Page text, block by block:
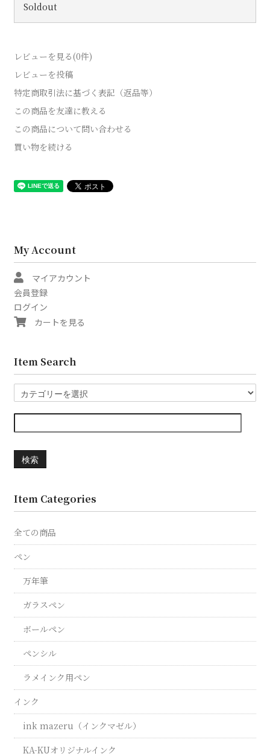
Soldout
レビューを見る(0件)
レビューを投稿
特定商取引法に基づく表記（返品等）
この商品を友達に教える
この商品について問い合わせる
買い物を続ける
My Account
マイアカウント
会員登録
ログイン
カートを見る
Item Search
検索
Item Categories
全ての商品
ペン
万年筆
ガラスペン
ボールペン
ペンシル
ラメインク用ペン
インク
ink mazeru（インクマゼル）
KA-KUオリジナルインク